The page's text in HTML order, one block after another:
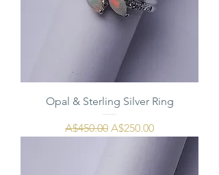
Opal & Sterling Silver Ring
通常価格
A$450.00 セール価格
A$250.00